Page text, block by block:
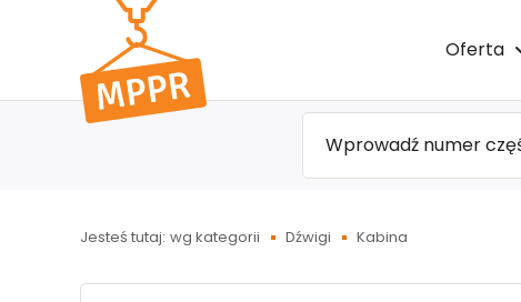
do menu
głównego
Oferta
Jesteś tutaj: wg kategorii Dźwigi Kabina